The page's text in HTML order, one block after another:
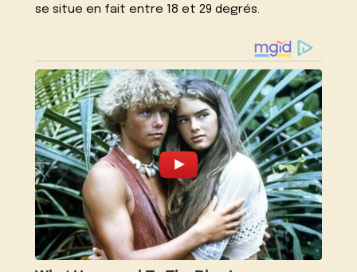
se situe en fait entre 18 et 29 degrés.